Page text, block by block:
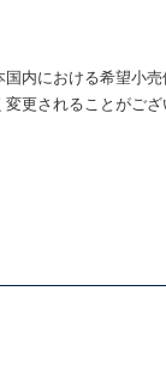
内における希望小
更されることがご